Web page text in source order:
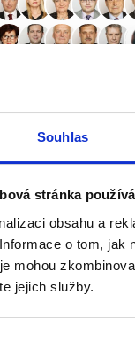
Souhlas
stránka
obsahu a
o tom, jak
mohou
jejich služby.
OVĚŘENO
kontaktu
našeho
kde
a